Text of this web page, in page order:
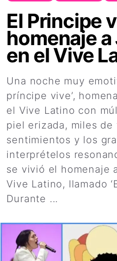
El Principe
homenaje
en el Vive
Una noche muy
príncipe vive’,
el Vive Latino con
piel erizada, miles de
sentimientos y los
interprételos
se vivió el homenaje
Vive Latino, llamado
Durante ...